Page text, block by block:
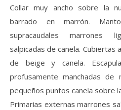
Collar muy ancho sobre la
barrado en marrón.
supracaudales marrones
salpicadas de canela. Cubiertas
de beige y canela.
profusamente manchadas de
pequeños puntos canela sobre
Primarias externas marrones